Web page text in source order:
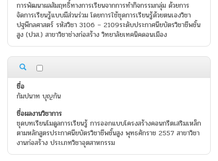
การพัฒนาผลสัมฤทธิ์ทางการเรียนจากการทำกิจกรรมกลุ่ม ด้วยการ
จัดการเรียนรู้แบบมีส่วนร่วม โดยการใช้ชุดการเรียนรู้ด้วยตนเองวิชา
ปฐพีกลศาสตร์ รหัสวิชา 3106 – 2109ระดับประกาศนียบัตรวิชาชีพชั้น
สูง (ปวส.) สาขาวิชาช่างก่อสร้าง วิทยาลัยเทคนิคดอนเมือง
กัมปนาท บุญกัน
ชุดบทเรียนโมดูลการเรียนรู้ การออกแบบโครงสร้างคอนกรีตเสริมเหล็ก
ตามหลักสูตรประกาศนียบัตรวิชาชีพชั้นสูง พุทธศักราช 2557 สาขาวิชา
งานก่อสร้าง ประเภทวิชาอุตสาหกรรม